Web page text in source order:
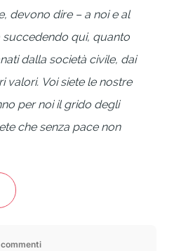
devono dire – a noi e al
succedendo qui, quanto
dalla società civile, dai
valori. Voi siete le nostre
per noi il grido degli
che senza pace non